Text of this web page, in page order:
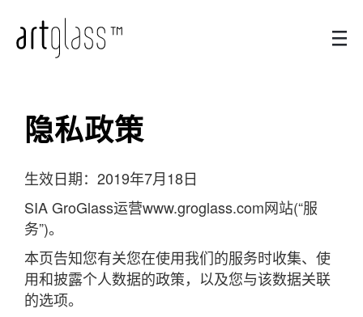
隐私政策
生效日期：2019年7月18日
SIA GroGlass运营www.groglass.com网站(“服
务”)。
本页告知您有关您在使用我们的服务时收集、使
用和披露个人数据的政策，以及您与该数据关联
的选项。